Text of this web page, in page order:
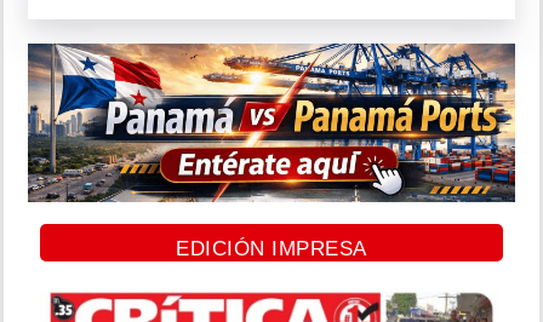
EDICIÓN IMPRESA